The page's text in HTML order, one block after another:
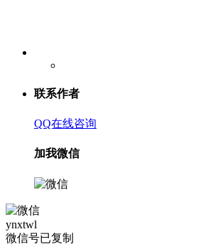
联系作者
QQ在线咨询
加我微信
ynxtwl
微信号已复制